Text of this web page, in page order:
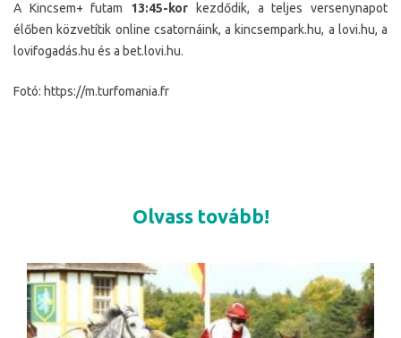
A Kincsem+ futam 13:45-kor
kezdődik, a teljes versenynapot
élőben közvetítik online csatornáink, a kincsempark.hu, a lovi.hu, a
lovifogadás.hu és a bet.lovi.hu.
Fotó: https://m.turfomania.fr
Olvass tovább!